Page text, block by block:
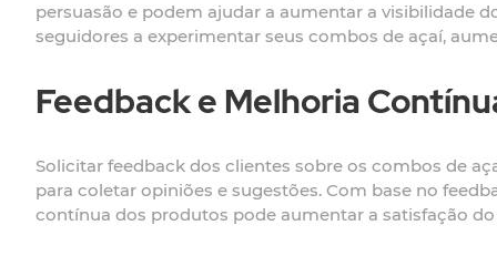
persuasão e podem ajudar a aumentar a visibilidade
seguidores a experimentar seus combos de açaí,
Feedback e Melhoria
Solicitar feedback dos clientes sobre os combos de
para coletar opiniões e sugestões. Com base no
contínua dos produtos pode aumentar a satisfação